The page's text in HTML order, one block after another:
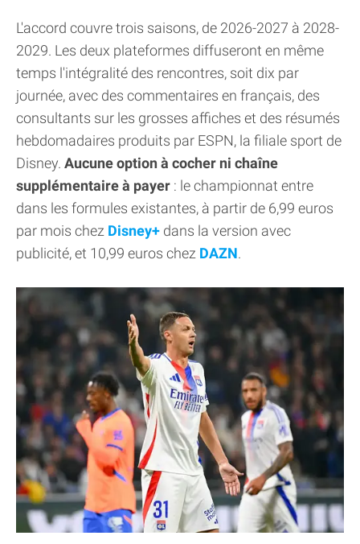
L'accord couvre trois saisons, de 2026-2027 à 2028-
2029. Les deux plateformes diffuseront en même
temps l'intégralité des rencontres, soit dix par
journée, avec des commentaires en français, des
consultants sur les grosses affiches et des résumés
hebdomadaires produits par ESPN, la filiale sport de
Disney. Aucune option à cocher ni chaîne
supplémentaire à payer : le championnat entre
dans les formules existantes, à partir de 6,99 euros
par mois chez Disney+ dans la version avec
publicité, et 10,99 euros chez DAZN.